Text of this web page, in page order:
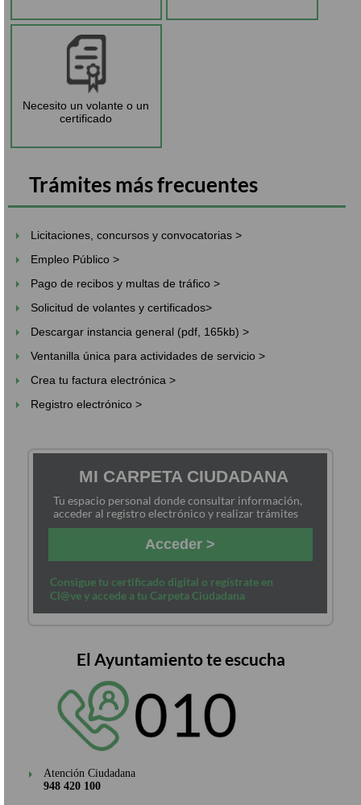
Necesito un volante o un
certificado
Trámites más frecuentes
Licitaciones, concursos y convocatorias >
Empleo Público >
Pago de recibos y multas de tráfico >
Solicitud de volantes y certificados>
Descargar instancia general (pdf, 165kb) >
Ventanilla única para actividades de servicio >
Crea tu factura electrónica >
Registro electrónico >
MI CARPETA CIUDADANA
Tu espacio personal donde consultar información,
acceder al registro electrónico y realizar trámites
Acceder >
Consigue tu certificado digital o regístrate en
Cl@ve y accede a tu Carpeta Ciudadana
El Ayuntamiento te escucha
Atención Ciudadana
948 420 100